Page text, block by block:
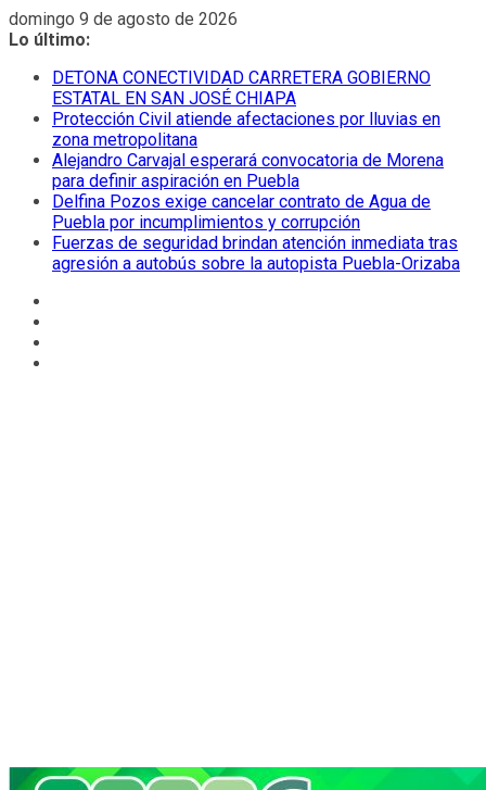
Saltar
al
domingo 9 de agosto de 2026
Lo último:
DETONA CONECTIVIDAD CARRETERA GOBIERNO
ESTATAL EN SAN JOSÉ CHIAPA
Protección Civil atiende afectaciones por lluvias en
zona metropolitana
Alejandro Carvajal esperará convocatoria de Morena
para definir aspiración en Puebla
Delfina Pozos exige cancelar contrato de Agua de
Puebla por incumplimientos y corrupción
Fuerzas de seguridad brindan atención inmediata tras
agresión a autobús sobre la autopista Puebla-Orizaba